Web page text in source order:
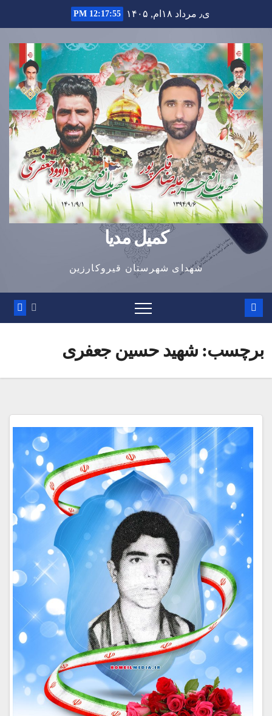
to
content
ی٫ مرداد ۱۸ام, ۱۴۰۵ 12:17:56 PM
کمیل مدیا
شهدای شهرستان قیروکارزین
برچسب:شهید حسین جعفری